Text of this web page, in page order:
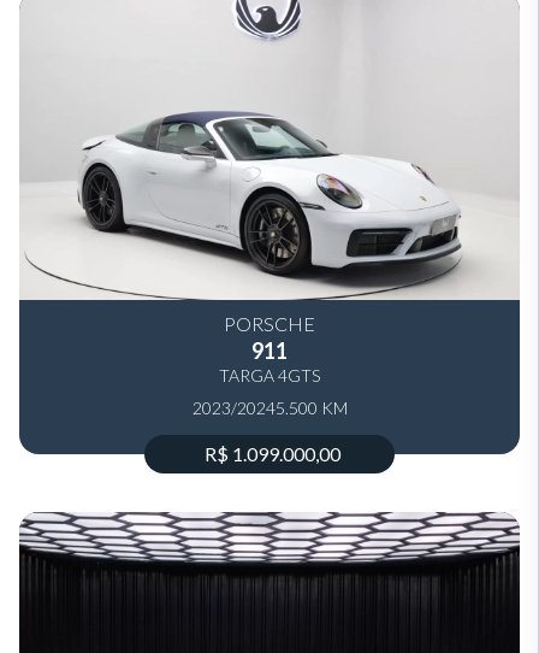
PORSCHE
911
TARGA 4GTS
2023/20245.500 KM
R$ 1.099.000,00